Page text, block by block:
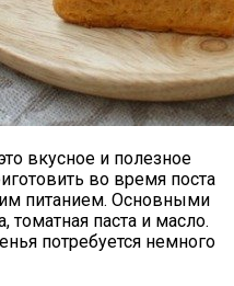
вкусное и полезное
во время поста
питанием. Основными
томатная паста и масло.
потребуется немного